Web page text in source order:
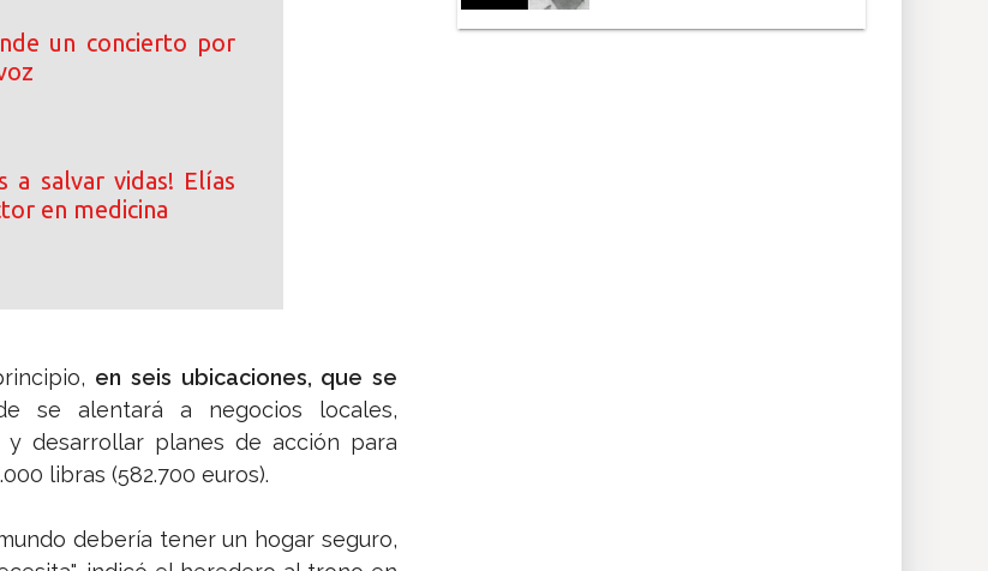
un concierto por
a salvar vidas! Elías
en medicina
en seis ubicaciones, que se
se alentará a negocios locales,
y desarrollar planes de acción para
libras (582.700 euros).
debería tener un hogar seguro,